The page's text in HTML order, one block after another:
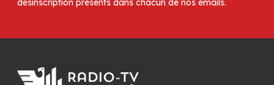
désinscription présents dans chacun de nos emails.